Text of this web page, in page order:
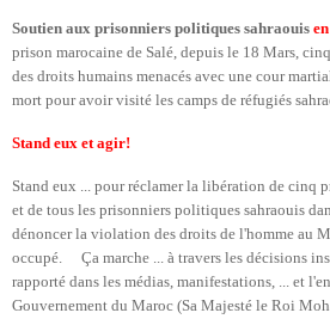
Soutien aux prisonniers politiques sahraouis
prison marocaine de Salé, depuis le 18 Mars,
des droits humains menacés avec une cour
mort pour avoir visité les camps de réfugiés
Stand eux et agir!
Stand eux ... pour réclamer la libération de cinq
et de tous les prisonniers politiques sahraouis
dénoncer la violation des droits de l'homme au
occupé. Ça marche ... à travers les décisions
rapporté dans les médias, manifestations, ... et
Gouvernement du Maroc (Sa Majesté le Roi